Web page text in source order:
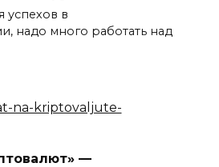
успехов в
надо много работать над
—